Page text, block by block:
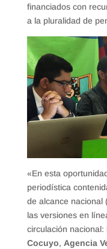
financiados con
a la pluralidad de
«En esta
periodística
de alcance nacional
las versiones en
circulación nacional:
Cocuyo, Agencia